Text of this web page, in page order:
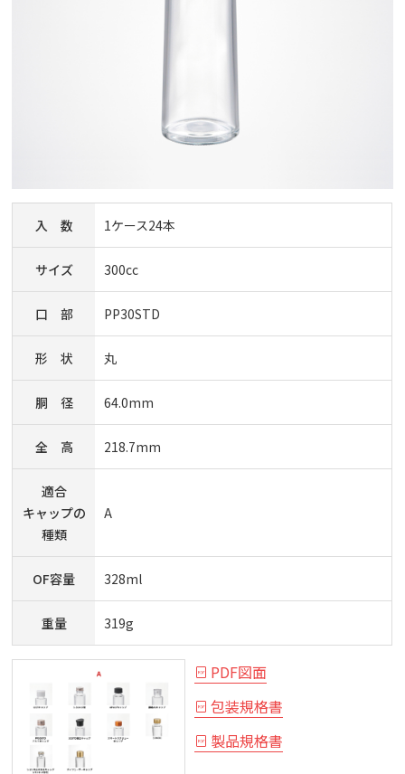
入 数 1ケース24本
サイズ 300cc
口 部 PP30STD
形 状 丸
胴 径 64.0mm
全 高 218.7mm
適合
キャップの
種類
A
OF容量 328ml
重量 319g
PDF図面
包装規格書
製品規格書